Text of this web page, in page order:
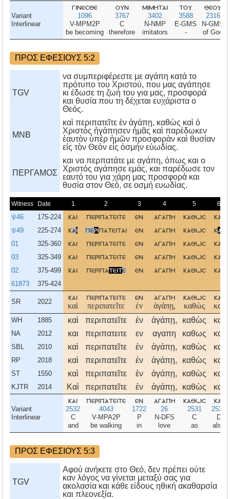
Variant
Interlinear
γινεσθε
1096
V-MPM2P
be becoming
ουν
3767
C
therefore
μιμηται
3402
N-NMP
imitators
του
3588
E-GMS
-
θεου
2316
N-GMS
of God
ΠΡΟΣ ΕΦΕΣΙΟΥΣ 5:2
TGV
να συμπεριφέρεστε με αγάπη κατά το
πρότυπο του Χριστού, που μας αγάπησε
κι έδωσε τη ζωή του για μας, προσφορά
και θυσία που τη δέχεται ευχάριστα ο
Θεός.
MNB
καὶ περιπατεῖτε ἐν ἀγάπῃ, καθὼς καὶ ὁ
Χριστὸς ἠγάπησεν ἡμᾶς καὶ παρέδωκεν
ἑαυτὸν ὑπὲρ ἡμῶν προσφορὰν καὶ θυσίαν
εἰς τὸν Θεὸν εἰς ὀσμήν εὐωδίας.
ΠΕΡΓΑΜΟΣ
και να περπατάτε με αγάπη, όπως και ο
Xριστός αγάπησε εμάς, και παρέδωσε τον
εαυτό του για χάρη μας προσφορά και
θυσία στον Θεό, σε οσμή ευωδίας.
Witness Date 1 2 3 4 5 6
𝔓46 175-224 και περιπατειτε εν αγαπη καθωσ και
𝔓49 225-274 και περιπατειται εν αγαπη καθωσ και
01 325-360 και περιπατειτε εν αγαπη καθωσ και
03 325-349 και περιπατειτε εν αγαπη καθωσ και
02 375-499 και περιπατειτε εν αγαπη καθωσ και
61873 375-424
SR 2022
και
καὶ
περιπατειτε
περιπατεῖτε
εν
ἐν
αγαπη
ἀγάπῃ,
καθωσ
καθὼς
και
καὶ
WH 1885 καὶ περιπατεῖτε ἐν ἀγάπῃ, καθὼς καὶ
NA 2012 και περιπατειτε εν αγαπη καθως και
SBL 2010 καὶ περιπατεῖτε ἐν ἀγάπῃ, καθὼς καὶ
RP 2018 καὶ περιπατεῖτε ἐν ἀγάπῃ, καθὼς καὶ
ST 1550 καὶ περιπατεῖτε ἐν ἀγάπῃ, καθὼς καὶ
KJTR 2014 Καὶ περιπατεῖτε ἐν ἀγάπῃ, καθὼς καὶ
Variant
Interlinear
και
2532
C
and
περιπατειτε
4043
V-MPA2P
be walking
εν
1722
P
in
αγαπη
26
N-DFS
love
καθωσ
2531
C
as
και
2532
D
also
ΠΡΟΣ ΕΦΕΣΙΟΥΣ 5:3
TGV
Αφού ανήκετε στο Θεό, δεν πρέπει ούτε
καν λόγος να γίνεται μεταξύ σας για
ακολασία και κάθε είδους ηθική ακαθαρσία
και πλεονεξία.